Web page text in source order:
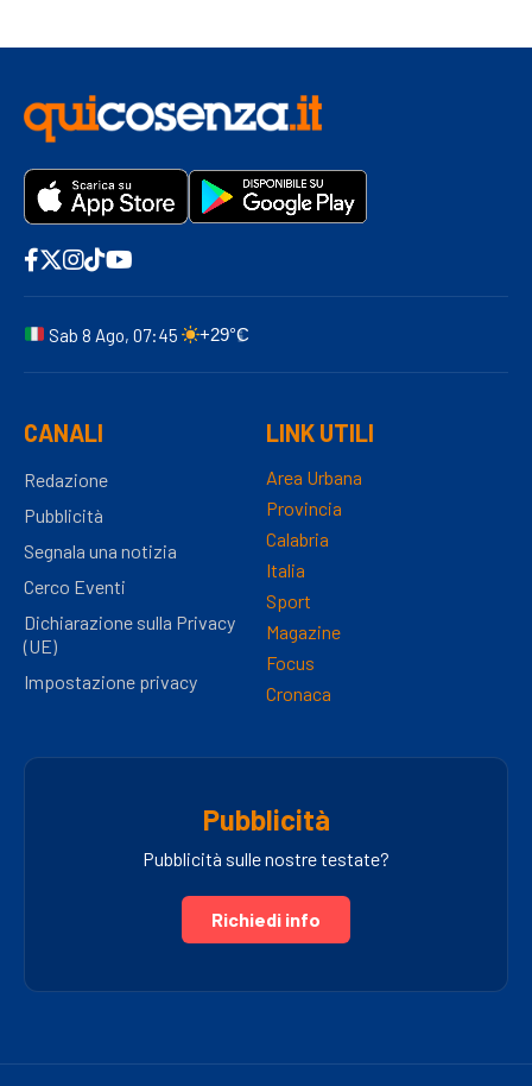
Sab 8 Ago, 07:45 +29°C
CANALI
Redazione
Pubblicità
Segnala una notizia
Cerco Eventi
Dichiarazione sulla Privacy
(UE)
Impostazione privacy
LINK UTILI
Area Urbana
Provincia
Calabria
Italia
Sport
Magazine
Focus
Cronaca
Pubblicità
Pubblicità sulle nostre testate?
Richiedi info